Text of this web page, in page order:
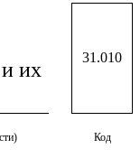
их
31.010
Код